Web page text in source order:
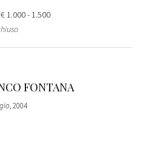
€ 1.000 - 1.500
FONTANA
, 2004